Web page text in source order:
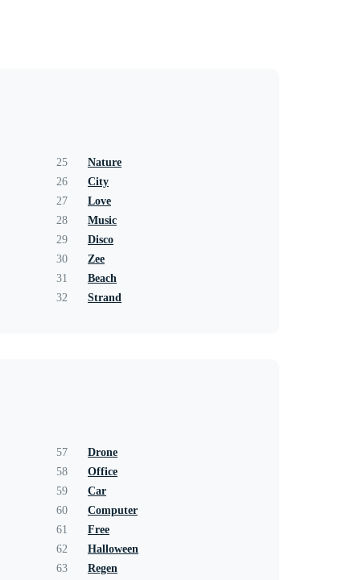
25
Nature
26
City
27
Love
28
Music
29
Disco
30
Zee
31
Beach
32
Strand
57
Drone
58
Office
59
Car
60
Computer
61
Free
62
Halloween
63
Regen